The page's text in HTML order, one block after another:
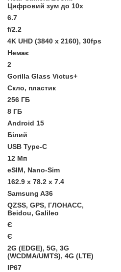
Цифровий зум до 10x
6.7
f/2.2
4K UHD (3840 x 2160), 30fps
Немає
2
Gorilla Glass Victus+
Скло, пластик
256 ГБ
8 ГБ
Android 15
Білий
USB Type-C
12 Мп
eSIM, Nano-Sim
162.9 x 78.2 x 7.4
Samsung A36
QZSS, GPS, ГЛОНАСС,
Beidou, Galileo
Є
Є
2G (EDGE), 5G, 3G
(WCDMA/UMTS), 4G (LTE)
IP67